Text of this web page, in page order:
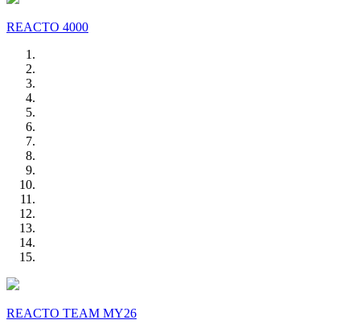
REACTO 4000
REACTO TEAM MY26